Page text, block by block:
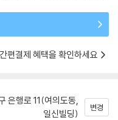
편결제 혜택을 확인하세요
은행로 11(여의도동,
일신빌딩)
변경